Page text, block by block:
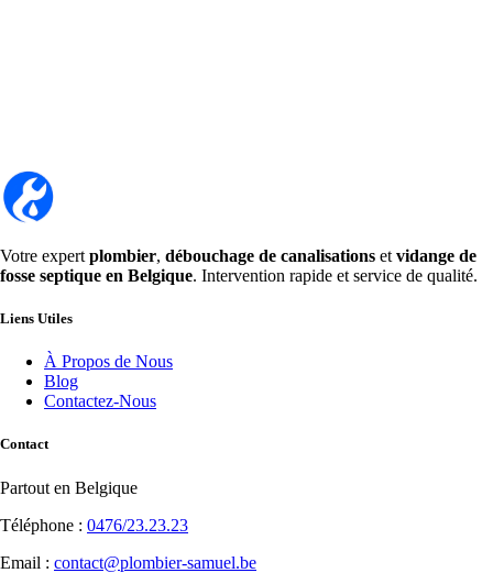
Votre expert plombier, débouchage de canalisations et vidange de
fosse septique en Belgique. Intervention rapide et service de qualité.
Liens Utiles
À Propos de Nous
Blog
Contactez-Nous
Contact
Partout en Belgique
Téléphone : 0476/23.23.23
Email : contact@plombier-samuel.be